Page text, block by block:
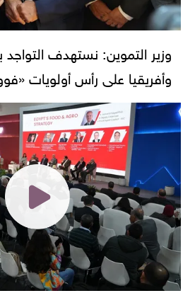
وزير التموين: نستهدف التواجد
وأفريقيا على رأس أولويات